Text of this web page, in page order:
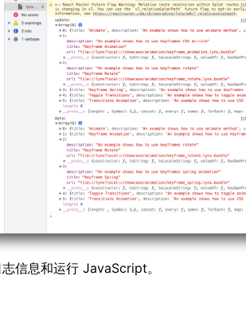
信息和运行 JavaScript。